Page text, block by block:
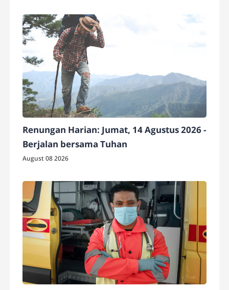
Renungan Harian: Jumat, 14 Agustus 2026 -
Berjalan bersama Tuhan
August 08 2026